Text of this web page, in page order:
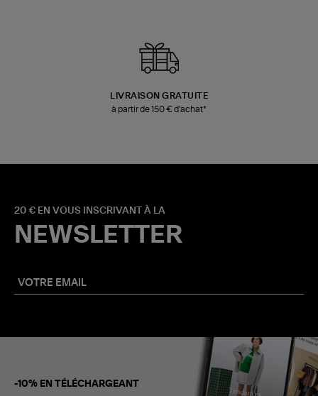
LIVRAISON GRATUITE
à partir de 150 € d'achat*
20 € EN VOUS INSCRIVANT À LA
NEWSLETTER
-10% EN TÉLÉCHARGEANT